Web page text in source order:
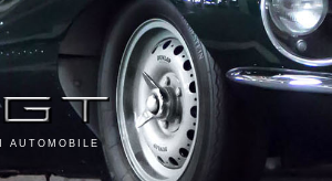
AUTOMOBILE